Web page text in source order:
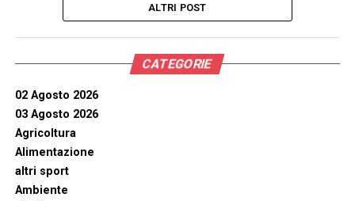
ALTRI POST
CATEGORIE
02 Agosto 2026
03 Agosto 2026
Agricoltura
Alimentazione
altri sport
Ambiente